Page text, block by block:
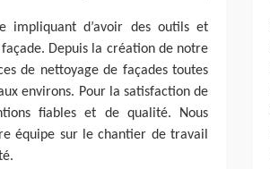
impliquant d’avoir des outils et
Depuis la création de notre
de nettoyage de façades toutes
environs. Pour la satisfaction de
fiables et de qualité. Nous
équipe sur le chantier de travail